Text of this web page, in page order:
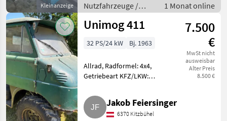
Kleinanzeige
Nutzfahrzeuge /
Lastwagen (LKW)
1 Monat online
Unimog 411
7.500
€
MwSt nicht
ausweisbar
Alter Preis
8.500 €
32 PS/24 kW Bj. 1963
Allrad, Radformel: 4x4,
Getriebeart KFZ/LKW:
Diesel Motor läuft, es
funktioniert nur die
Handbremse. Bei Fragen gerne
Jakob Feiersinger
6370 Kitzbühel